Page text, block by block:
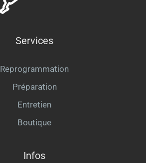
Services
Reprogrammation
Préparation
Entretien
Boutique
Infos